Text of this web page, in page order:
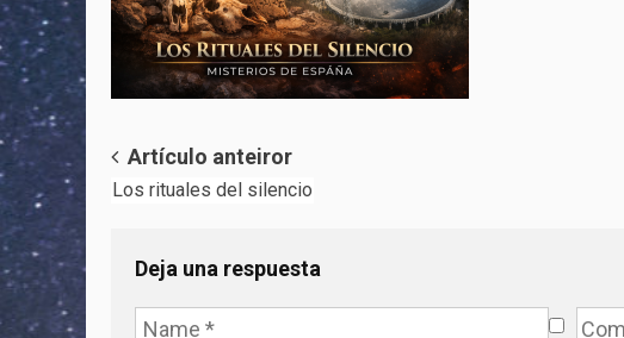
Post
navigation
Artículo anteiror
Los rituales del silencio
Deja una respuesta